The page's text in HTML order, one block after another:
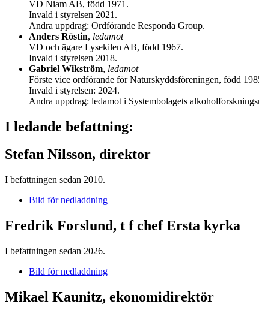
VD Niam AB, född 1971.
Invald i styrelsen 2021.
Andra uppdrag: Ordförande Responda Group.
Anders Röstin, ledamot
VD och ägare Lysekilen AB, född 1967.
Invald i styrelsen 2018.
Gabriel Wikström, ledamot
Förste vice ordförande för Naturskyddsföreningen, född
Invald i styrelsen: 2024.
Andra uppdrag: ledamot i Systembolagets
I ledande befattning:
Stefan Nilsson, direktor
I befattningen sedan 2010.
Bild för nedladdning
Fredrik Forslund, t f chef Ersta kyrka
I befattningen sedan 2026.
Bild för nedladdning
Mikael Kaunitz, ekonomidirektör